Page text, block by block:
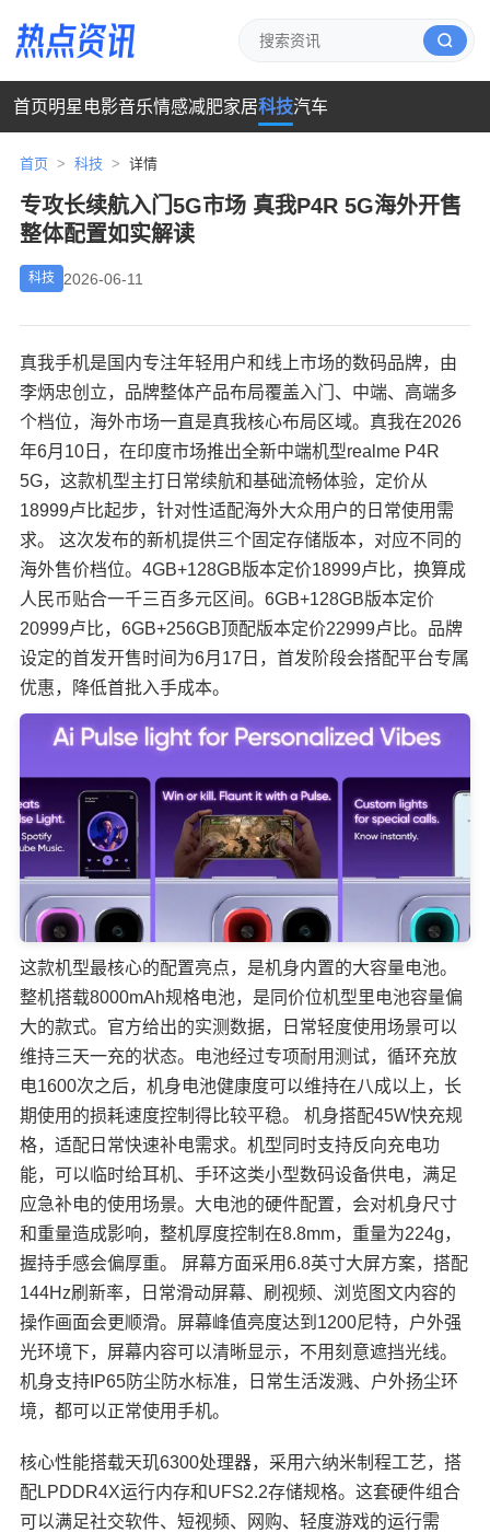
首页明星 电影音乐情感减肥家居科技汽车
首页 > 科技 > 详情
专攻长续航入门5G市场 真我P4R 5G海外开售
整体配置如实解读
科技 2026-06-11
真我手机是国内专注年轻用户和线上市场的数码品牌，由
李炳忠创立，品牌整体产品布局覆盖入门、中端、高端多
个档位，海外市场一直是真我核心布局区域。真我在2026
年6月10日，在印度市场推出全新中端机型realme P4R
5G，这款机型主打日常续航和基础流畅体验，定价从
18999卢比起步，针对性适配海外大众用户的日常使用需
求。 这次发布的新机提供三个固定存储版本，对应不同的
海外售价档位。4GB+128GB版本定价18999卢比，换算成
人民币贴合一千三百多元区间。6GB+128GB版本定价
20999卢比，6GB+256GB顶配版本定价22999卢比。品牌
设定的首发开售时间为6月17日，首发阶段会搭配平台专属
优惠，降低首批入手成本。
这款机型最核心的配置亮点，是机身内置的大容量电池。
整机搭载8000mAh规格电池，是同价位机型里电池容量偏
大的款式。官方给出的实测数据，日常轻度使用场景可以
维持三天一充的状态。电池经过专项耐用测试，循环充放
电1600次之后，机身电池健康度可以维持在八成以上，长
期使用的损耗速度控制得比较平稳。 机身搭配45W快充规
格，适配日常快速补电需求。机型同时支持反向充电功
能，可以临时给耳机、手环这类小型数码设备供电，满足
应急补电的使用场景。大电池的硬件配置，会对机身尺寸
和重量造成影响，整机厚度控制在8.8mm，重量为224g，
握持手感会偏厚重。 屏幕方面采用6.8英寸大屏方案，搭配
144Hz刷新率，日常滑动屏幕、刷视频、浏览图文内容的
操作画面会更顺滑。屏幕峰值亮度达到1200尼特，户外强
光环境下，屏幕内容可以清晰显示，不用刻意遮挡光线。
机身支持IP65防尘防水标准，日常生活泼溅、户外扬尘环
境，都可以正常使用手机。
核心性能搭载天玑6300处理器，采用六纳米制程工艺，搭
配LPDDR4X运行内存和UFS2.2存储规格。这套硬件组合
可以满足社交软件、短视频、网购、轻度游戏的运行需